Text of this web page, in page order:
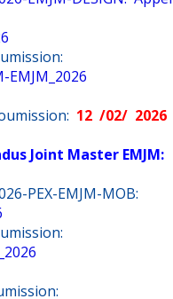
EMJM_2026
12 /02/ 2026
Joint Master EMJM:
PEX-EMJM-MOB: